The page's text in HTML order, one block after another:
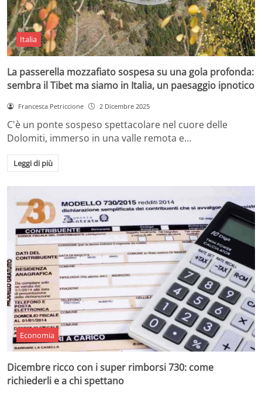
Italia
La passerella mozzafiato sospesa su una gola profonda:
sembra il Tibet ma siamo in Italia, un paesaggio ipnotico
Francesca Petriccione 2 Dicembre 2025
C'è un ponte sospeso spettacolare nel cuore delle
Dolomiti, immerso in una valle remota e…
Leggi di più
Economia
Dicembre ricco con i super rimborsi 730: come
richiederli e a chi spettano